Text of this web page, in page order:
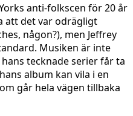
anti-folkscen för 20 år
att det var odrägligt
någon?), men Jeffrey
Musiken är inte
tecknade serier får ta
album kan vila i en
går hela vägen tillbaka